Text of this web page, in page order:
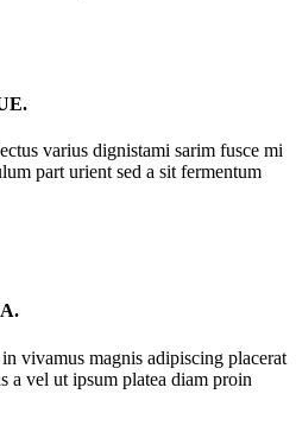
varius dignistami sarim fusce mi
part urient sed a sit fermentum
vivamus magnis adipiscing placerat
a vel ut ipsum platea diam proin